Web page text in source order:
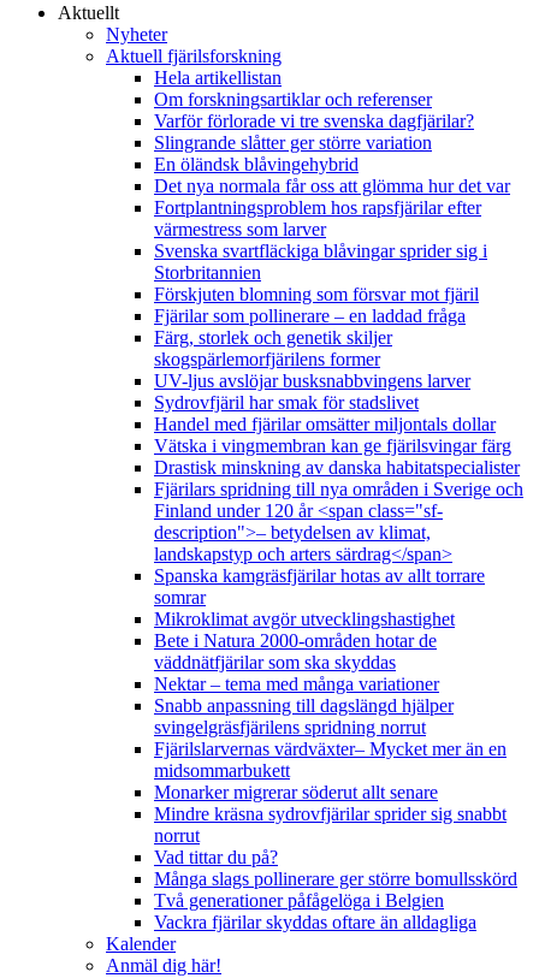
Aktuellt
Nyheter
Aktuell fjärilsforskning
Hela artikellistan
Om forskningsartiklar och referenser
Varför förlorade vi tre svenska dagfjärilar?
Slingrande slåtter ger större variation
En öländsk blåvingehybrid
Det nya normala får oss att glömma hur det var
Fortplantningsproblem hos rapsfjärilar efter
värmestress som larver
Svenska svartfläckiga blåvingar sprider sig i
Storbritannien
Förskjuten blomning som försvar mot fjäril
Fjärilar som pollinerare – en laddad fråga
Färg, storlek och genetik skiljer
skogspärlemorfjärilens former
UV-ljus avslöjar busksnabbvingens larver
Sydrovfjäril har smak för stadslivet
Handel med fjärilar omsätter miljontals dollar
Vätska i vingmembran kan ge fjärilsvingar färg
Drastisk minskning av danska habitatspecialister
Fjärilars spridning till nya områden i Sverige och
Finland under 120 år <span class="sf-
description">– betydelsen av klimat,
landskapstyp och arters särdrag</span>
Spanska kamgräsfjärilar hotas av allt torrare
somrar
Mikroklimat avgör utvecklingshastighet
Bete i Natura 2000-områden hotar de
väddnätfjärilar som ska skyddas
Nektar – tema med många variationer
Snabb anpassning till dagslängd hjälper
svingelgräsfjärilens spridning norrut
Fjärilslarvernas värdväxter– Mycket mer än en
midsommarbukett
Monarker migrerar söderut allt senare
Mindre kräsna sydrovfjärilar sprider sig snabbt
norrut
Vad tittar du på?
Många slags pollinerare ger större bomullsskörd
Två generationer påfågelöga i Belgien
Vackra fjärilar skyddas oftare än alldagliga
Kalender
Anmäl dig här!